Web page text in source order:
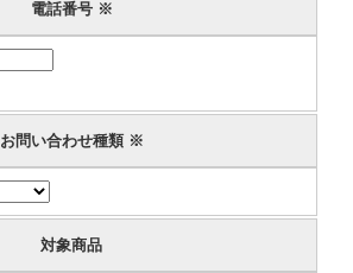
電話番号 ※
お問い合わせ種類 ※
対象商品